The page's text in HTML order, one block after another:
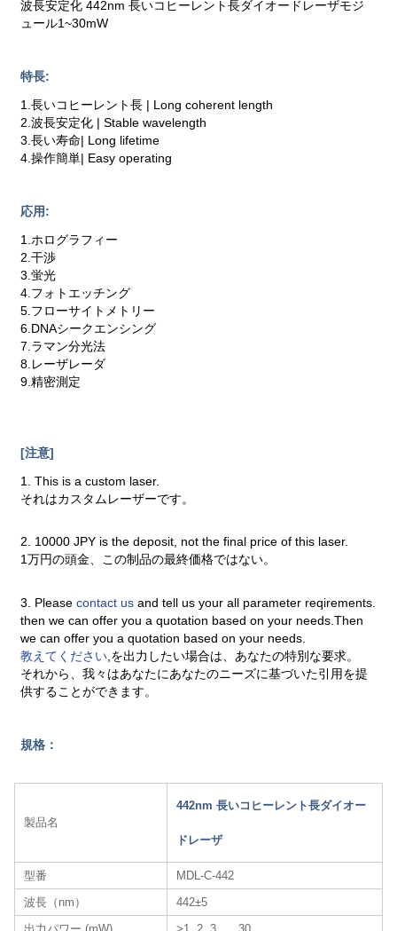
波長安定化 442nm 長いコヒーレント長ダイオードレーザモジ
ュール1~30mW
特長:
1.長いコヒーレント長 | Long coherent length
2.波長安定化 | Stable wavelength
3.長い寿命| Long lifetime
4.操作簡単| Easy operating
応用:
1.ホログラフィー
2.干渉
3.蛍光
4.フォトエッチング
5.フローサイトメトリー
6.DNAシークエンシング
7.ラマン分光法
8.レーザレーダ
9.精密測定
[注意]
1. This is a custom laser.
それはカスタムレーザーです。
2. 10000 JPY is the deposit, not the final price of this laser.
1万円の頭金、この制品の最終価格ではない。
3. Pleasecontact usand tell us your all parameter reqirements.
then we can offer you a quotation based on your needs.Then
we can offer you a quotation based on your needs.
教えてください ,を出力したい場合は、あなたの特別な要求。
それから、我々はあなたにあなたのニーズに基づいた引用を提
供することができます。
規格：
製品名
442nm 長いコヒーレント長ダイオー
ドレーザ
型番
MDL-C-442
波長（nm）
442±5